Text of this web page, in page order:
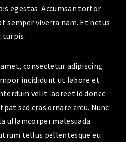
egestas. Accumsan tortor
semper viverra nam. Et netus
turpis.
consectetur adipiscing
incididunt ut labore et
velit laoreet id donec
sed cras ornare arcu. Nunc
ullamcorper malesuada
tellus pellentesque eu